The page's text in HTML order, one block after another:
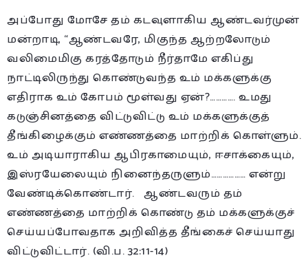
அப்போது மோசே தம் கடவுளாகிய ஆண்டவர்முன்
மன்றாடி, “ஆண்டவரே, மிகுந்த ஆற்றலோடும்
வலிமைமிகு கரத்தோடும் நீர்தாமே எகிப்து
நாட்டிலிருந்து கொண்டுவந்த உம் மக்களுக்கு
எதிராக உம் கோபம் மூள்வது ஏன்?…………. உமது
கடுஞ்சினத்தை விட்டுவிட்டு உம் மக்களுக்குத்
தீங்கிழைக்கும் எண்ணத்தை மாற்றிக் கொள்ளும்.
உம் அடியாராகிய ஆபிரகாமையும், ஈசாக்கையும்,
இஸ்ரயேலையும் நினைந்தருளும்……………… என்று
வேண்டிக்கொண்டார். ஆண்டவரும் தம்
எண்ணத்தை மாற்றிக் கொண்டு தம் மக்களுக்குச்
செய்யப்போவதாக அறிவித்த தீங்கைச் செய்யாது
விட்டுவிட்டார். (வி.ப. 32:11-14)